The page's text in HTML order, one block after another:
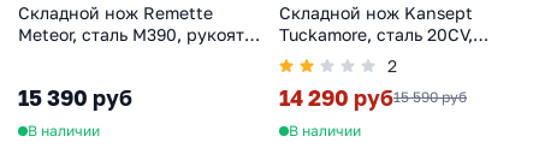
Складной нож Remette
Meteor, сталь M390, рукоять
15 390 руб
В наличии
Складной нож Kansept
Tuckamore, сталь 20CV,
рукоять титан/карбон
2
14 290 руб15 590 руб
В наличии